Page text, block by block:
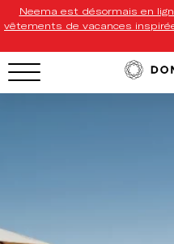
Neema est désormais en
vêtements de vacances
HOTEL MENU
Our Brands